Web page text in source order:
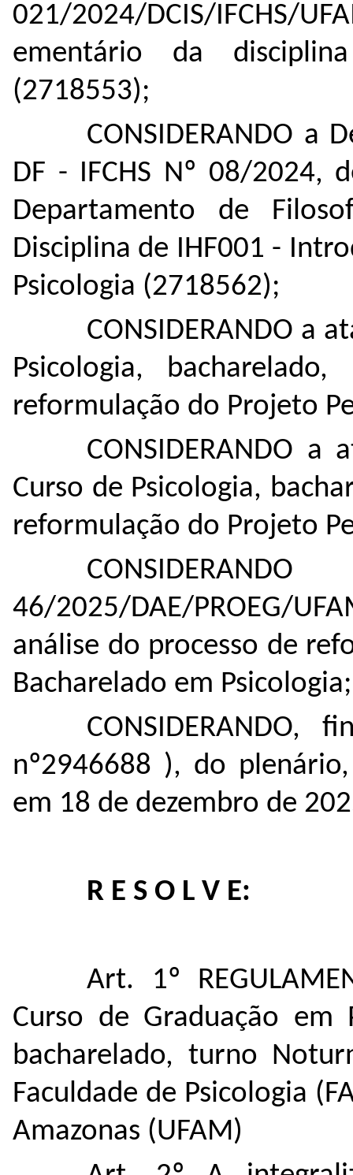
021/2024/DCIS/IFCHS/
ementário da
(2718553);
CONSIDERANDO a
DF - IFCHS Nº 08/2024,
Departamento de
Disciplina de IHF001 -
Psicologia (2718562);
CONSIDERANDO a
Psicologia,
reformulação do Projeto
CONSIDERANDO
Curso de Psicologia,
reformulação do Projeto
46/2025/DAE/PROEG/
análise do processo de
Bacharelado em Psicologia;
CONSIDERANDO,
nº2946688 ), do
em 18 de dezembro de
R E S O L V E:
Art. 1º
Curso de Graduação em
bacharelado, turno
Faculdade de Psicologia
Amazonas (UFAM)